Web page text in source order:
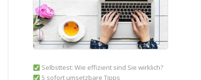
Selbsttest: Wie effizient sind Sie wirklich?
5 sofort umsetzbare Tipps